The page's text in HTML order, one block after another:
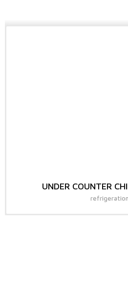
UNDER COUNTER
refrigeration